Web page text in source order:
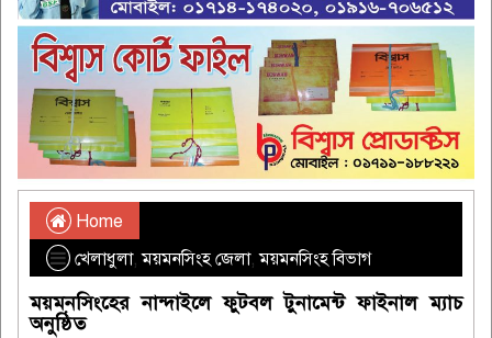
Home
খেলাধুলা,ময়মনসিংহ জেলা,ময়মনসিংহ বিভাগ
ময়মনসিংহের নান্দাইলে ফুটবল টুনামেন্ট ফাইনাল ম্যাচ
অনুষ্ঠিত